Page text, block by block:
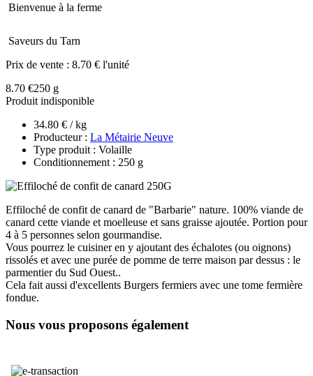
Bienvenue à la ferme
Saveurs du Tarn
Prix de vente : 8.70 € l'unité
8.70 €250 g
Produit indisponible
34.80 € / kg
Producteur : La Métairie Neuve
Type produit : Volaille
Conditionnement : 250 g
Effiloché de confit de canard de "Barbarie" nature. 100% viande de
canard cette viande et moelleuse et sans graisse ajoutée. Portion pour
4 à 5 personnes selon gourmandise.
Vous pourrez le cuisiner en y ajoutant des échalotes (ou oignons)
rissolés et avec une purée de pomme de terre maison par dessus : le
parmentier du Sud Ouest..
Cela fait aussi d'excellents Burgers fermiers avec une tome fermière
fondue.
Nous vous proposons également